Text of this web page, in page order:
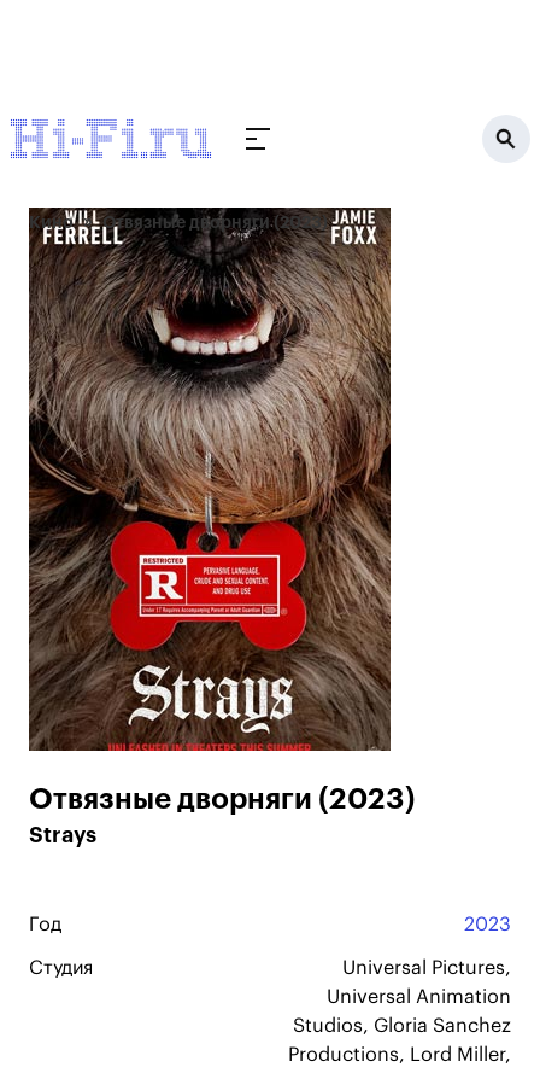
Кино Отвязные дворняги (2023)
Отвязные дворняги (2023)
Strays
Год 2023
Студия
Universal Pictures,
Universal Animation
Studios, Gloria Sanchez
Productions, Lord Miller,